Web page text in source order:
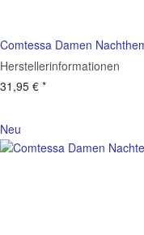
Comtessa Damen
Herstellerinformationen
31,95 € *
Neu